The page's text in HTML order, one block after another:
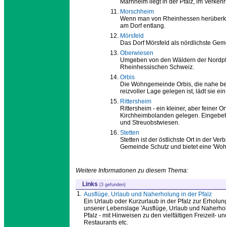
Marnheim liegt in der Pfalz, im
Morschheim
Wenn man von Rheinhessen
am Dorf entlang.
Mörsfeld
Das Dorf Mörsfeld als nördlichste
Oberwiesen
Umgeben von den Wäldern der
Rheinhessischen Schweiz.
Orbis
Die Wohngemeinde Orbis, die nahe
reizvoller Lage gelegen ist, lädt sie
Rittersheim
Rittersheim - ein kleiner, aber feiner
Kirchheimbolanden gelegen.
und Streuobstwiesen.
Stetten
Stetten ist der östlichste Ort in der
Gemeinde Schutz und bietet eine
Weitere Informationen zu diesem Thema:
Links (3 gefunden)
1. Ausflüge, Urlaub und Naherholung in der Pfalz
Ein Urlaub oder Kurzurlaub in der Pfalz zur
unserer Lebenslage 'Ausflüge, Urlaub und
Pfalz - mit Hinweisen zu den vielfältigen Freizeit-
Restaurants etc.